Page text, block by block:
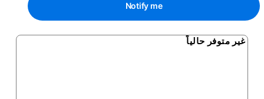
Notify me
غير متوفر حالياً